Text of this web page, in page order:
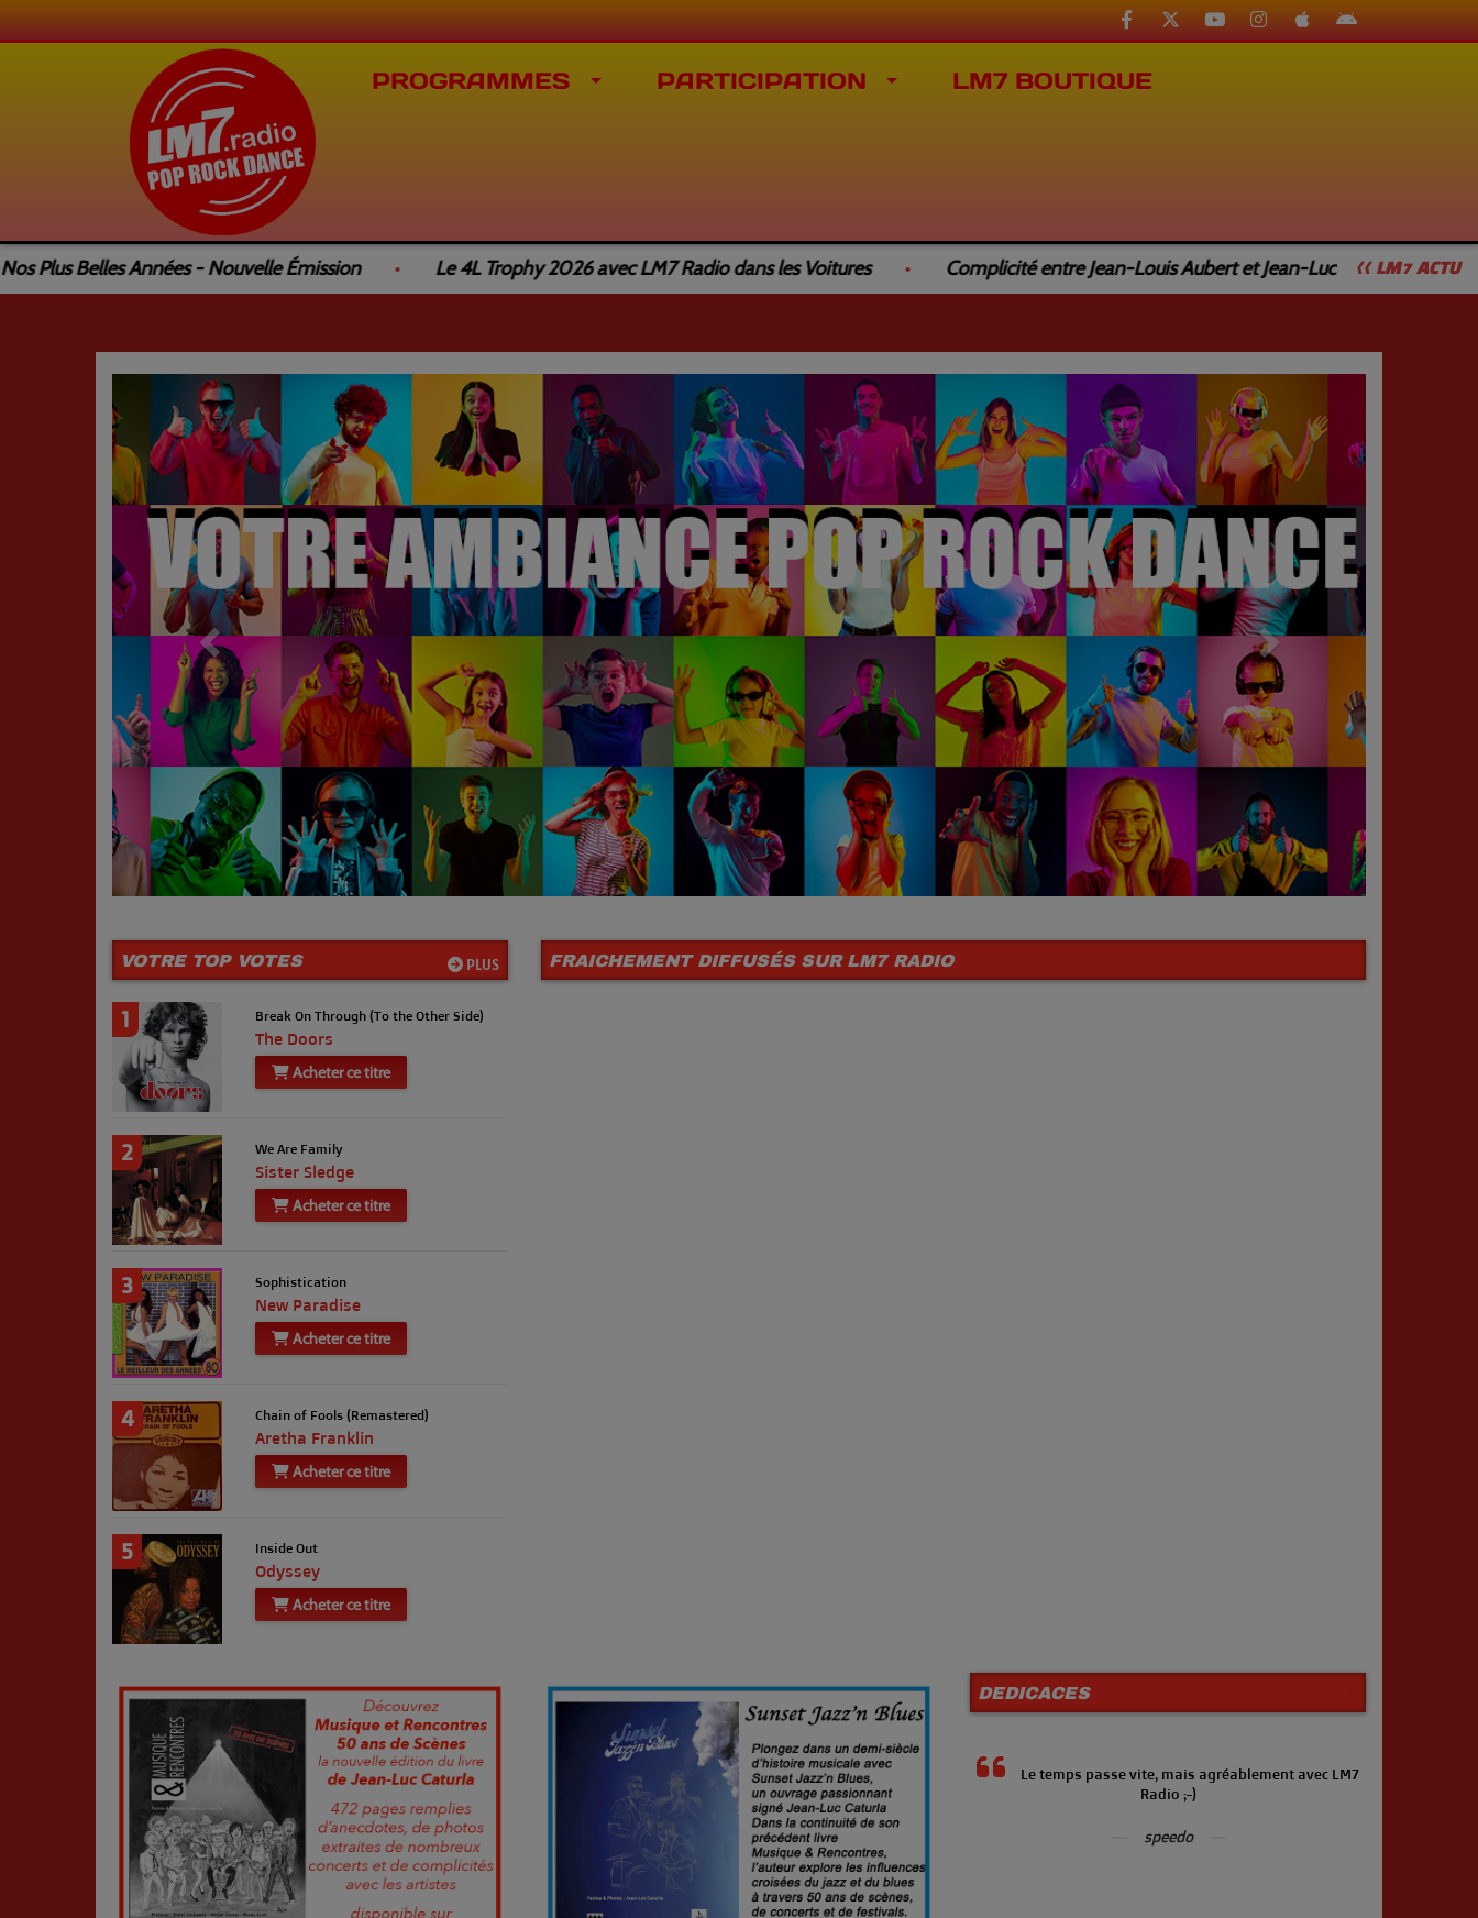
PROGRAMMES PARTICIPATION LM7 BOUTIQUE
<< LM7 ACTU
Belles Années - Nouvelle Émission Le 4L Trophy 2026 avec LM7 Radio dans les Voitures Complicité entre Jean-Louis Aubert et Jean-Luc Caturla Jean-
PLUS
VOTRE TOP VOTES
1 Break On Through (To the Other Side)
The Doors
Acheter ce titre
2 We Are Family
Sister Sledge
Acheter ce titre
3 Sophistication
New Paradise
Acheter ce titre
4 Chain of Fools (Remastered)
Aretha Franklin
Acheter ce titre
5 Inside Out
Odyssey
Acheter ce titre
FRAICHEMENT DIFFUSÉS SUR LM7 RADIO
DEDICACES
C'est rare une radio sans pub et avec autant de
belles mélodies
Lolo
Le temps passe vite, mais agréablement avec LM7
Radio ;-)
speedo